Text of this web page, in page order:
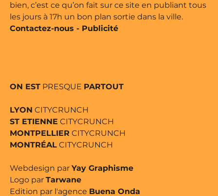
bien, c’est ce qu’on fait sur ce site en publiant tous
les jours à 17h un bon plan sortie dans la ville.
Contactez-nous - Publicité
ON EST PRESQUE PARTOUT
LYON CITYCRUNCH
ST ETIENNE CITYCRUNCH
MONTPELLIER CITYCRUNCH
MONTRÉAL CITYCRUNCH
Webdesign par Yay Graphisme
Logo par Tarwane
Edition par l'agence Buena Onda